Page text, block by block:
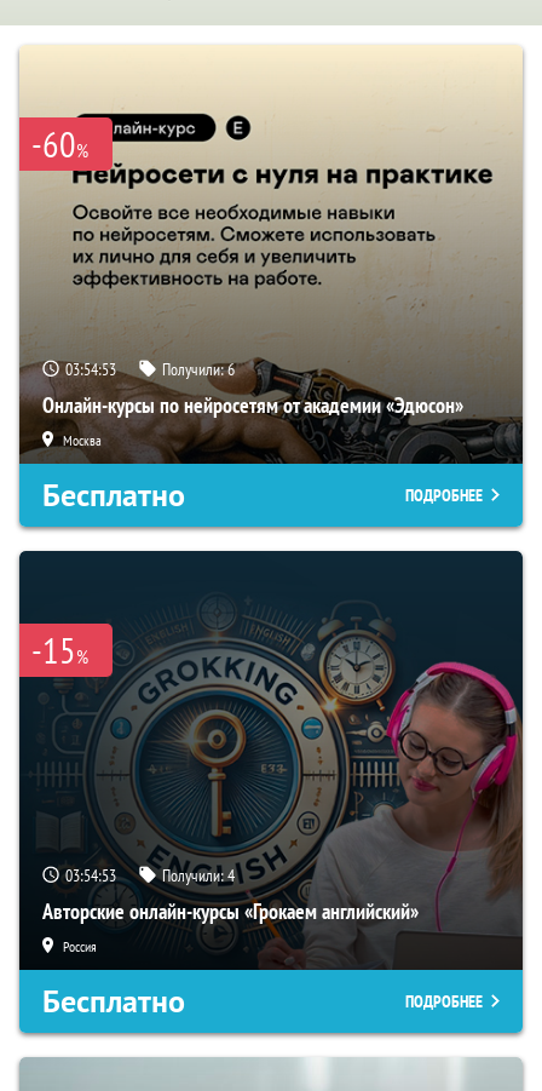
-60%
03:54:52 Получили:6
Онлайн-курсы по нейросетям от академии «Эдюсон»
Москва
Бесплатно ПОДРОБНЕЕ
-15%
03:54:52 Получили:4
Авторские онлайн-курсы «Грокаем английский»
Россия
Бесплатно ПОДРОБНЕЕ